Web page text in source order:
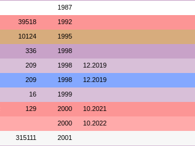
1987
39518 1992
10124 1995
336 1998
209 1998 12.2019
209 1998 12.2019
16 1999
129 2000 10.2021
2000 10.2022
315111 2001